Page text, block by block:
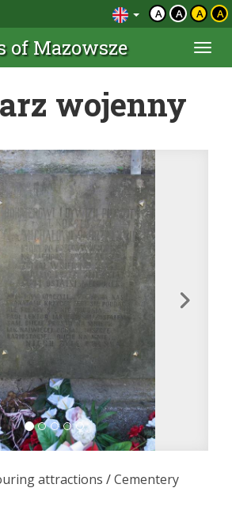
A A A A
of Mazowsze
wojenny
attractions /Cementery